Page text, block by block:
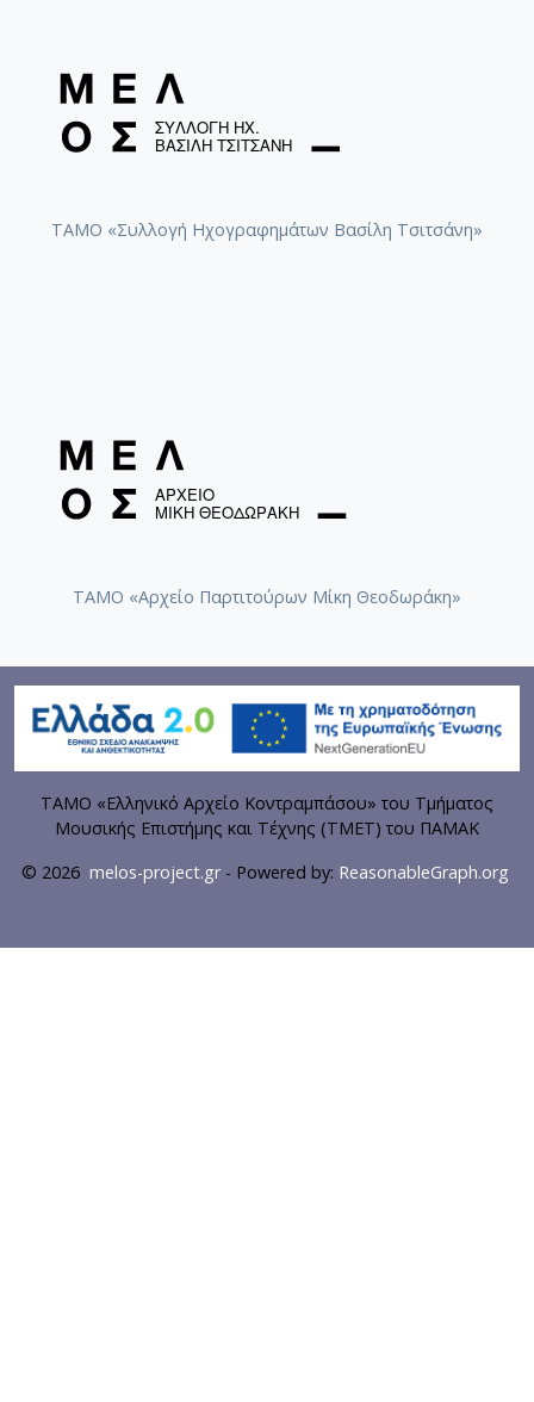
ΤΑΜΟ «Συλλογή Ηχογραφημάτων Βασίλη Τσιτσάνη»
ΤΑΜΟ «Αρχείο Παρτιτούρων Μίκη Θεοδωράκη»
ΤΑΜΟ «Ελληνικό Αρχείο Κοντραμπάσου» του Τμήματος
Μουσικής Επιστήμης και Τέχνης (ΤΜΕΤ) του ΠΑΜΑΚ
© 2026 melos-project.gr- Powered by: ReasonableGraph.org